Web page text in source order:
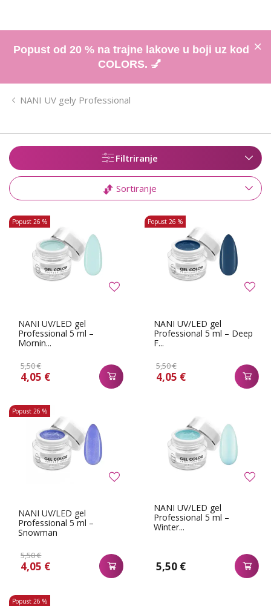
Popust od 20 % na trajne lakove u boji uz kod
COLORS. 💅
NANI UV gely Professional
Filtriranje
Sortiranje
NANI UV/LED gel
Professional 5 ml –
Mornin...
5,50 €
4,05 €
Popust 26 %
NANI UV/LED gel
Professional 5 ml – Deep
F...
5,50 €
4,05 €
Popust 26 %
NANI UV/LED gel
Professional 5 ml –
Snowman
5,50 €
4,05 €
Popust 26 %
NANI UV/LED gel
Professional 5 ml –
Winter...
5,50 €
Popust 26 %